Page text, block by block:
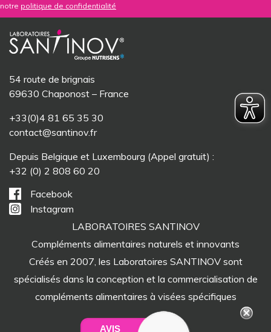
notre politique de confidentialité
54 route de brignais
69630 Chaponost – France
+33(0)4 81 65 35 30
contact@santinov.fr
Depuis Belgique et Luxembourg (Appel gratuit) :
+32 (0) 2 808 60 20
Facebook
Instagram
LABORATOIRES SANTINOV
Compléments alimentaires naturels et innovants
Créés en 2007, les Laboratoires SANTINOV sont
spécialisés dans la conception et la commercialisation de
compléments alimentaires à visées spécifiques
AVIS